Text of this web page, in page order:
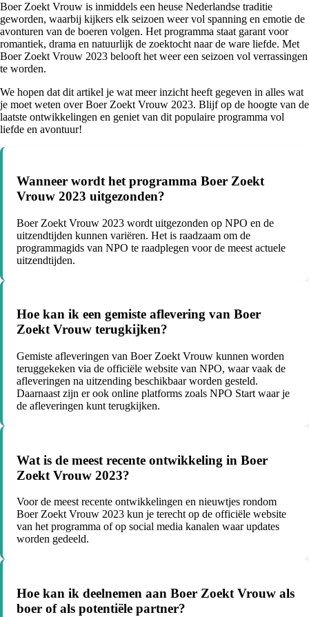
Boer Zoekt Vrouw is inmiddels een heuse Nederlandse traditie
geworden, waarbij kijkers elk seizoen weer vol spanning en emotie de
avonturen van de boeren volgen. Het programma staat garant voor
romantiek, drama en natuurlijk de zoektocht naar de ware liefde. Met
Boer Zoekt Vrouw 2023 belooft het weer een seizoen vol verrassingen
te worden.
We hopen dat dit artikel je wat meer inzicht heeft gegeven in alles wat
je moet weten over Boer Zoekt Vrouw 2023. Blijf op de hoogte van de
laatste ontwikkelingen en geniet van dit populaire programma vol
liefde en avontuur!
Wanneer wordt het programma Boer Zoekt
Vrouw 2023 uitgezonden?
Boer Zoekt Vrouw 2023 wordt uitgezonden op NPO en de
uitzendtijden kunnen variëren. Het is raadzaam om de
programmagids van NPO te raadplegen voor de meest actuele
uitzendtijden.
Hoe kan ik een gemiste aflevering van Boer
Zoekt Vrouw terugkijken?
Gemiste afleveringen van Boer Zoekt Vrouw kunnen worden
teruggekeken via de officiële website van NPO, waar vaak de
afleveringen na uitzending beschikbaar worden gesteld.
Daarnaast zijn er ook online platforms zoals NPO Start waar je
de afleveringen kunt terugkijken.
Wat is de meest recente ontwikkeling in Boer
Zoekt Vrouw 2023?
Voor de meest recente ontwikkelingen en nieuwtjes rondom
Boer Zoekt Vrouw 2023 kun je terecht op de officiële website
van het programma of op social media kanalen waar updates
worden gedeeld.
Hoe kan ik deelnemen aan Boer Zoekt Vrouw als
boer of als potentiële partner?